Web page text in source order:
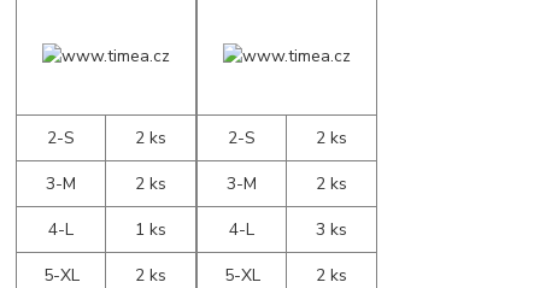
2-S
2 ks
3-M
2 ks
4-L
1 ks
5-XL
2 ks
2-S
2 ks
3-M
2 ks
4-L
3 ks
5-XL
2 ks